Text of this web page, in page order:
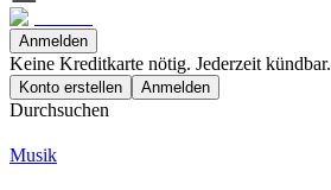
Anmelden
Keine Kreditkarte nötig. Jederzeit kündbar.
Konto erstellen Anmelden
Durchsuchen
Musik